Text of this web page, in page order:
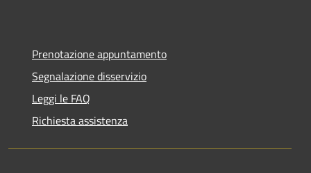
Prenotazione appuntamento
Segnalazione disservizio
Leggi le FAQ
Richiesta assistenza